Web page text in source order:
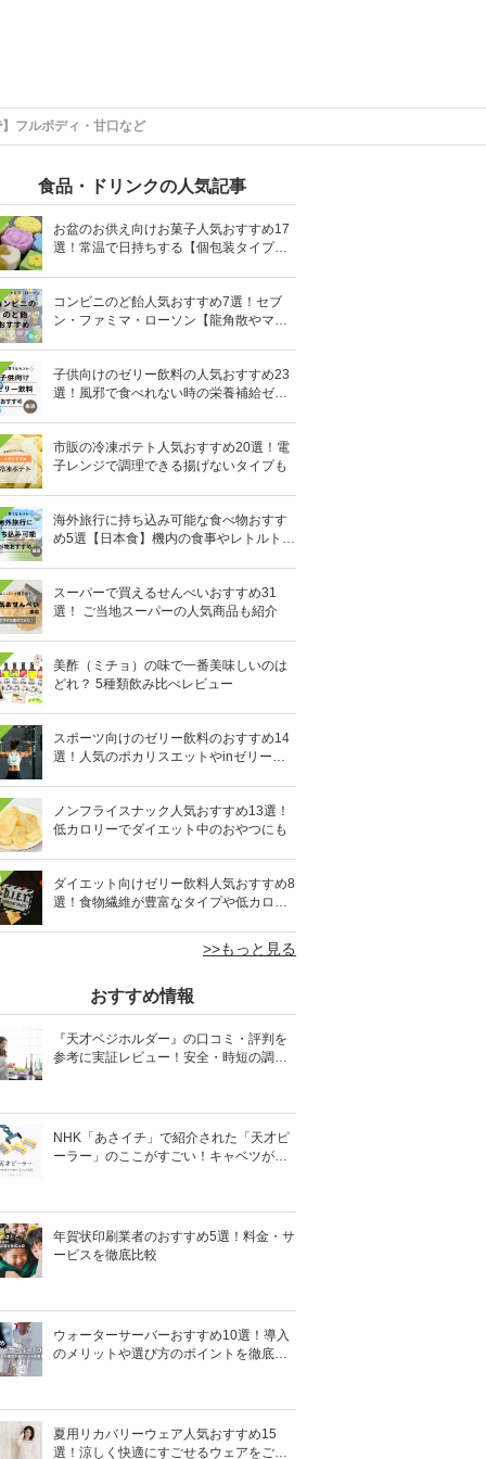
フルボディ・甘口など
食品・ドリンクの人気記事
お盆のお供え向けお菓子人気おすすめ17
選！常温で日持ちする【個包装タイプ
コンビニのど飴人気おすすめ7選！セブ
ン・ファミマ・ローソン【龍角散やマヌ
子供向けのゼリー飲料の人気おすすめ23
選！風邪で食べれない時の栄養補給ゼリ
市販の冷凍ポテト人気おすすめ20選！電
子レンジで調理できる揚げないタイプも
海外旅行に持ち込み可能な食べ物おすす
め5選【日本食】機内の食事やレトルト食
スーパーで買えるせんべいおすすめ31
選！ ご当地スーパーの人気商品も紹介
美酢（ミチョ）の味で一番美味しいのは
どれ？ 5種類飲み比べレビュー
スポーツ向けのゼリー飲料のおすすめ14
選！人気のポカリスエットやinゼリーな
ノンフライスナック人気おすすめ13選！
低カロリーでダイエット中のおやつにも
ダイエット向けゼリー飲料人気おすすめ8
選！食物繊維が豊富なタイプや低カロリ
>>もっと見る
おすすめ情報
『天才ベジホルダー』の口コミ・評判を
参考に実証レビュー！安全・時短の調理
NHK「あさイチ」で紹介された「天才ピ
ーラー」のここがすごい！キャベツがほ
年賀状印刷業者のおすすめ5選！料金・サ
ービスを徹底比較
ウォーターサーバーおすすめ10選！導入
のメリットや選び方のポイントを徹底解
夏用リカバリーウェア人気おすすめ15
選！涼しく快適にすごせるウェアをご紹